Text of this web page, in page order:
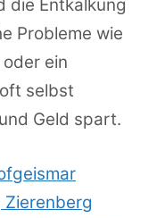
die Entkalkung
Probleme wie
ein
selbst
Geld spart.
Zierenberg